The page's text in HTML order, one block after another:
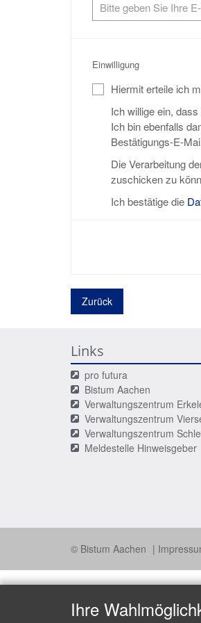
Einwilligung
Hiermit erteile ich
Ich willige ein,
Ich bin ebenfalls
Bestätigungs-E-
Die Verarbeitung
zuschicken zu
Ich bestätige die
Zurück
Links
pro futura
Bistum Aachen
Verwaltungszentrum
Verwaltungszentrum
Verwaltungszentrum
Meldestelle Hinweisgeber
© Bistum Aachen
Ihre